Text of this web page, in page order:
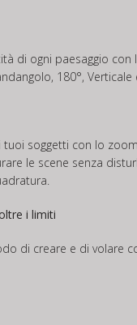
di ogni paesaggio con
180°, Verticale
tuoi soggetti con lo
le scene senza
i limiti
di creare e di volare